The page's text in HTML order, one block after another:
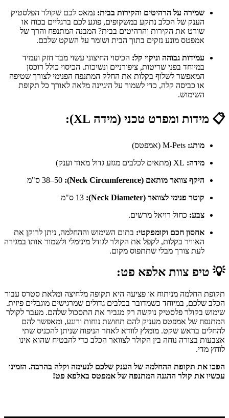
שמירה על הרהיטים והקירות בבית: נמאס לכם שקולר הפלסטיק
הענק של הכלב נתקע במשקופים, פוגע לכם ברגליים בכוח או
שורט את הקירות והרהיטים בבית? המבנה המתנפח והרך של
אמפטס מונע נזקים בתוך הבית ושומר על השקט שלכם.
עמידות גבוהה וניקוי קל: הכיסוי החיצוני עשוי מבד חזק ועמיד
במיוחד בפני שריטות, ציפורניים ונשיכות. הכיסוי כולל רוכסן
המאפשר לשלוף בקלות את החלק המתנפח הפנימי לצורך שטיפה
או כביסה קלה, כדי לשמור על היגיינה מלאה לאורך כל תקופת
השימוש.
📋 מידות ומפרט טכני (מידה XL):
מותג:
מידה:
היקף צוואר מותאם (Neck Circumference):
קוטר פנימי לצוואר (Neck Diameter):
צבע: כחול רויאל מרשים.
אחסון חכם וקומפקטי: בתום השימוש וההחלמה, ניתן לרוקן את
האוויר בקלות, לקפל את הקולר לגודל מינימלי ולשמור אותו במגירה
לעת צורך מבלי שתתפוס מקום.
💡 טיפ צוות אלפא פט:
תקופת החלמה מניתוח או פציעה היא תקופה מלחיצה ומלאת סטרס עבור
הכלב שלכם, במיוחד כשמדובר בכלבים גדולים שמרגישים מוגבלים פיזית.
שימוש בקולר פלסטיק נוקשה רק מגביר את התסכול שלהם. מעבר לקולר
המתנפח של אמפטס מעניק להם תחושת נוחות ורוגע, ומאפשר להם
להחלים בראש שקט. מומלץ לוודא לאחר הניפוח שניתן להכניס שתי
אצבעות בצורה נוחה בין הקולר לצוואר הכלב כדי להבטיח שהוא אינו
לוחץ מדי.
הפכו את תקופת ההחלמה של הענק שלכם לנעימה וקלה בהרבה. הזמינו
עכשיו את קולר ההגנה המתנפח של אמפטס באלפא פט!